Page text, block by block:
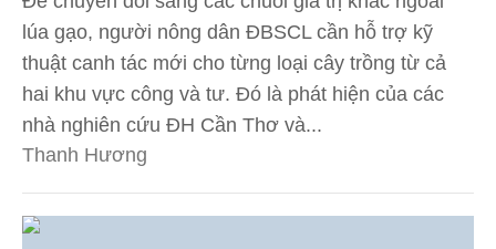
lúa gạo, người nông dân ĐBSCL cần hỗ trợ kỹ
thuật canh tác mới cho từng loại cây trồng từ cả
hai khu vực công và tư. Đó là phát hiện của các
nhà nghiên cứu ĐH Cần Thơ và...
Thanh Hương